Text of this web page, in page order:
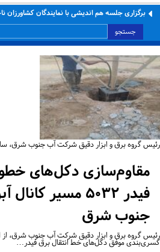
برگزاری جلسه هم اندیشی با نمایندگان کشاورزان
جستجو
گروه برق و ابزار دقیق شرکت آب جنوب شرق،
مقاوم‌سازی دکل‌های
فیدر ۵۰۳۲ مسیر
جنوب شرق
گروه برق و ابزار دقیق شرکت آب جنوب شرق، از
موفق دکل‌های خط انتقال برق فیدر…